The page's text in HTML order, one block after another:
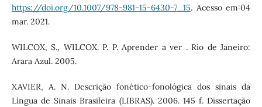
https://doi.org/10.1007/978-981-15-6430-7_15. Acesso em:04
mar. 2021.
WILCOX, S., WILCOX. P. P. Aprender a ver . Rio de Janeiro:
Arara Azul. 2005.
XAVIER, A. N. Descrição fonético-fonológica dos sinais da
Língua de Sinais Brasileira (LIBRAS). 2006. 145 f. Dissertação